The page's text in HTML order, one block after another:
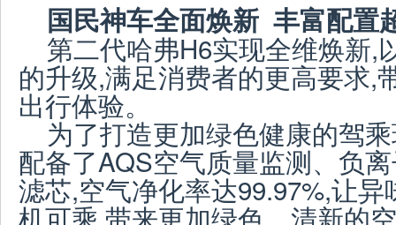
国民神车全面焕新 丰富配置
第二代哈弗H6实现全维焕新,
的升级,满足消费者的更高要求,
出行体验。
为了打造更加绿色健康的驾
配备了AQS空气质量监测、负
滤芯,空气净化率达99.97%,让
机可乘,带来更加绿色、清新的